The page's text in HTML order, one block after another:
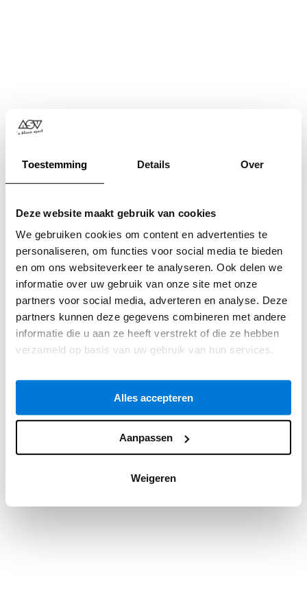
Toestemming Details Over
Deze website maakt gebruik van cookies
We gebruiken cookies om content en advertenties te
personaliseren, om functies voor social media te bieden
en om ons websiteverkeer te analyseren. Ook delen we
informatie over uw gebruik van onze site met onze
partners voor social media, adverteren en analyse. Deze
partners kunnen deze gegevens combineren met andere
informatie die u aan ze heeft verstrekt of die ze hebben
verzameld op basis van uw gebruik van hun services.
Alles accepteren
Aanpassen
Weigeren
Application error: a client-side exception has occurred while
loadingwww.asv.nl(see the browser consolefor more
information).